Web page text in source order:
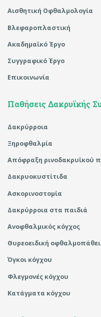
Αισθητική Οφθαλμολογία
Βλεφαροπλαστική
Ακαδημαϊκό Έργο
Συγγραφικό Έργο
Επικοινωνία
Παθήσεις Δακρυϊκής
Δακρύρροια
Ξηροφθαλμία
Απόφραξη ρινοδακρυϊκού
Δακρυοκυστίτιδα
Ασκορινοστομία
Δακρύρροια στα παιδιά
Ανοφθαλμικός κόγχος
Θυρεοειδική
Όγκοι κόγχου
Φλεγμονές κόγχου
Κατάγματα κόγχου